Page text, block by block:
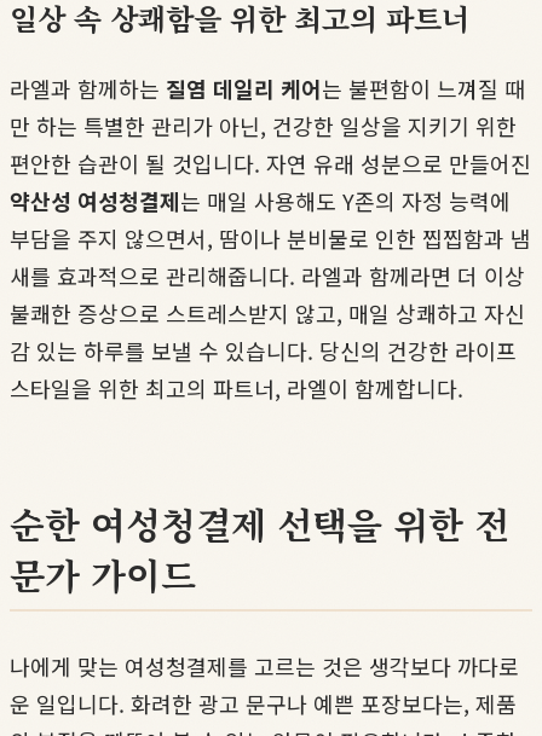
일상 속 상쾌함을 위한 최고의 파트너
라엘과 함께하는 질염 데일리 케어는 불편함이 느껴질 때
만 하는 특별한 관리가 아닌, 건강한 일상을 지키기 위한
편안한 습관이 될 것입니다. 자연 유래 성분으로 만들어진
약산성 여성청결제는 매일 사용해도 Y존의 자정 능력에
부담을 주지 않으면서, 땀이나 분비물로 인한 찝찝함과 냄
새를 효과적으로 관리해줍니다. 라엘과 함께라면 더 이상
불쾌한 증상으로 스트레스받지 않고, 매일 상쾌하고 자신
감 있는 하루를 보낼 수 있습니다. 당신의 건강한 라이프
스타일을 위한 최고의 파트너, 라엘이 함께합니다.
순한 여성청결제 선택을 위한 전
문가 가이드
나에게 맞는 여성청결제를 고르는 것은 생각보다 까다로
운 일입니다. 화려한 광고 문구나 예쁜 포장보다는, 제품